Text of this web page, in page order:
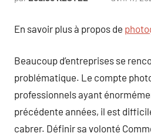
En savoir plus à propos de
Beaucoup d’entreprises se
problématique. Le compte
professionnels ayant
précédente années, il est
cabrer. Définir sa volonté